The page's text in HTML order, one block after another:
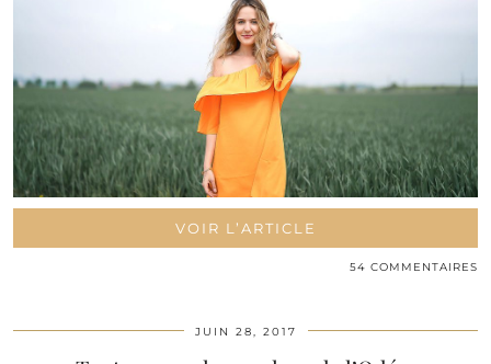
VOIR L’ARTICLE
54 COMMENTAIRES
JUIN 28, 2017